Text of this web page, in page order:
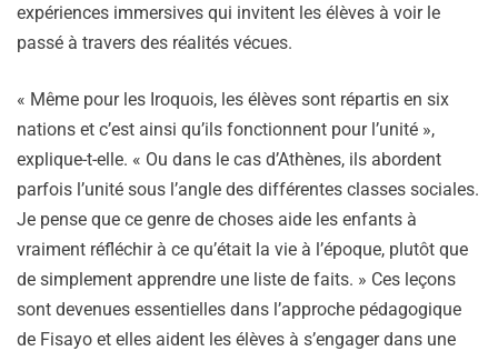
expériences immersives qui invitent les élèves à voir le
passé à travers des réalités vécues.
« Même pour les Iroquois, les élèves sont répartis en six
nations et c’est ainsi qu’ils fonctionnent pour l’unité »,
explique-t-elle. « Ou dans le cas d’Athènes, ils abordent
parfois l’unité sous l’angle des différentes classes sociales.
Je pense que ce genre de choses aide les enfants à
vraiment réfléchir à ce qu’était la vie à l’époque, plutôt que
de simplement apprendre une liste de faits. » Ces leçons
sont devenues essentielles dans l’approche pédagogique
de Fisayo et elles aident les élèves à s’engager dans une